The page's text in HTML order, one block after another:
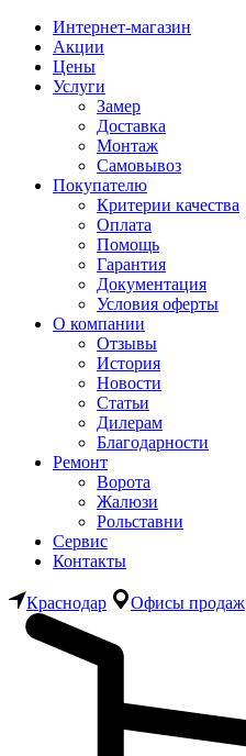
Интернет-магазин
Акции
Цены
Услуги
Замер
Доставка
Монтаж
Самовывоз
Покупателю
Критерии качества
Оплата
Помощь
Гарантия
Документация
Условия оферты
О компании
Отзывы
История
Новости
Статьи
Дилерам
Благодарности
Ремонт
Ворота
Жалюзи
Рольставни
Сервис
Контакты
Краснодар Офисы продаж